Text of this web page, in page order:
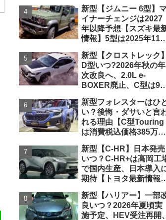
ル」、デリカD:5対抗の
クロスオーバーSUVミニ
バン
エロー レヴはスイスポ
コンセプトか？ハイブリ
ッド化/重量増/価格アッ
プが争点【スズキ最新
報】特別仕様車
「ZC33S Final
Edition」終了
新型【ジムニー 6型】マ
イナーチェンジは2027
年以降予想【スズキ最
情報】5型は2025年11
ACC・スズキコネクト
採用
新型【クロストレック】
D型いつ?2026年秋の年
次改良へ、2.0L e-
BOXER廃止、C型は9
ーボ採用予想【スバル
新情報】
新型フォレスターはひ
い？後悔・ダサいと言
れる理由【C型Touring
は消費税込価格385万円
19.1km/L、納期4～5か
月】ナビUI・冬用タイ
ヤ・ウィルダネス日本
売は？カーオブザイヤ
とJNCAP大賞受賞後も
残る注意点
新型【C-HR】日本発売
いつ？C-HR+は高岡工
で国内生産、日本導入
期待【トヨタ最新情報
売、2代目HEV・PHEV
は日本未導入
新型【ハリアー】一部
良いつ？2026年夏頃実
施予定、HEV受注再開、